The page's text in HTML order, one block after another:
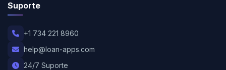
Suporte
+1 734 221 8960
help@loan-apps.com
24/7 Suporte